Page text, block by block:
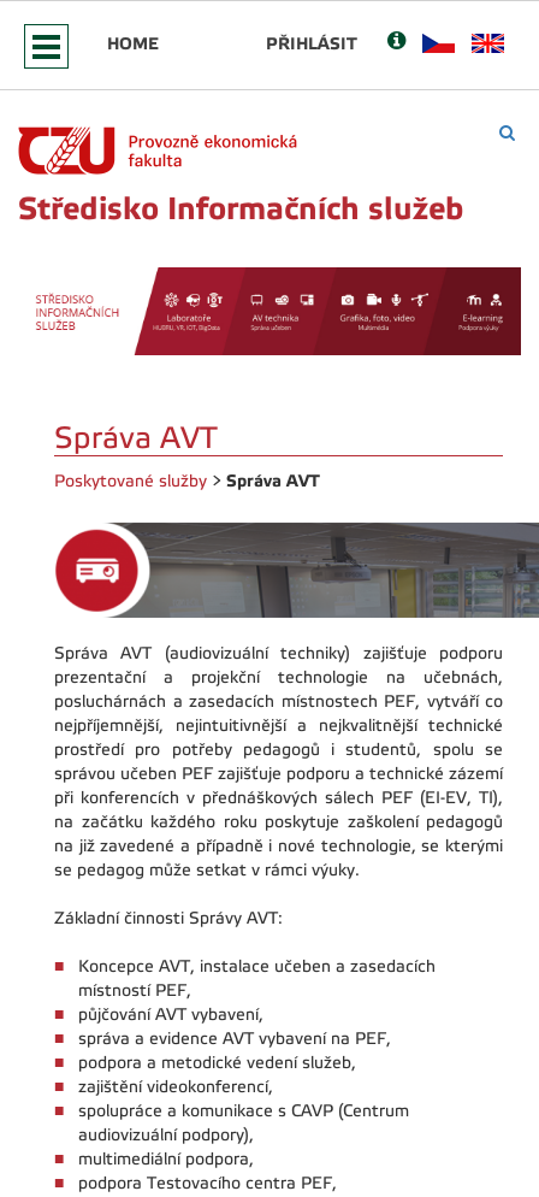
HOME PŘIHLÁSIT
Středisko Informačních služeb
Správa AVT
Poskytované služby > Správa AVT
Správa AVT (audiovizuální techniky) zajišťuje podporu
prezentační a projekční technologie na učebnách,
posluchárnách a zasedacích místnostech PEF, vytváří co
nejpříjemnější, nejintuitivnější a nejkvalitnější technické
prostředí pro potřeby pedagogů i studentů, spolu se
správou učeben PEF zajišťuje podporu a technické zázemí
při konferencích v přednáškových sálech PEF (EI-EV, TI),
na začátku každého roku poskytuje zaškolení pedagogů
na již zavedené a případně i nové technologie, se kterými
se pedagog může setkat v rámci výuky.
Základní činnosti Správy AVT:
Koncepce AVT, instalace učeben a zasedacích
místností PEF,
půjčování AVT vybavení,
správa a evidence AVT vybavení na PEF,
podpora a metodické vedení služeb,
zajištění videokonferencí,
spolupráce a komunikace s CAVP (Centrum
audiovizuální podpory),
multimediální podpora,
podpora Testovacího centra PEF,